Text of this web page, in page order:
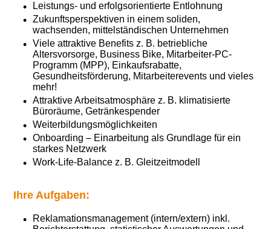
Leistungs- und erfolgsorientierte Entlohnung
Zukunftsperspektiven in einem soliden,
wachsenden, mittelständischen Unternehmen
Viele attraktive Benefits z. B. betriebliche
Altersvorsorge, Business Bike, Mitarbeiter-PC-
Programm (MPP), Einkaufsrabatte,
Gesundheitsförderung, Mitarbeiterevents und vieles
mehr!
Attraktive Arbeitsatmosphäre z. B. klimatisierte
Büroräume, Getränkespender
Weiterbildungsmöglichkeiten
Onboarding – Einarbeitung als Grundlage für ein
starkes Netzwerk
Work-Life-Balance z. B. Gleitzeitmodell
Ihre Aufgaben:
Reklamationsmanagement (intern/extern) inkl.